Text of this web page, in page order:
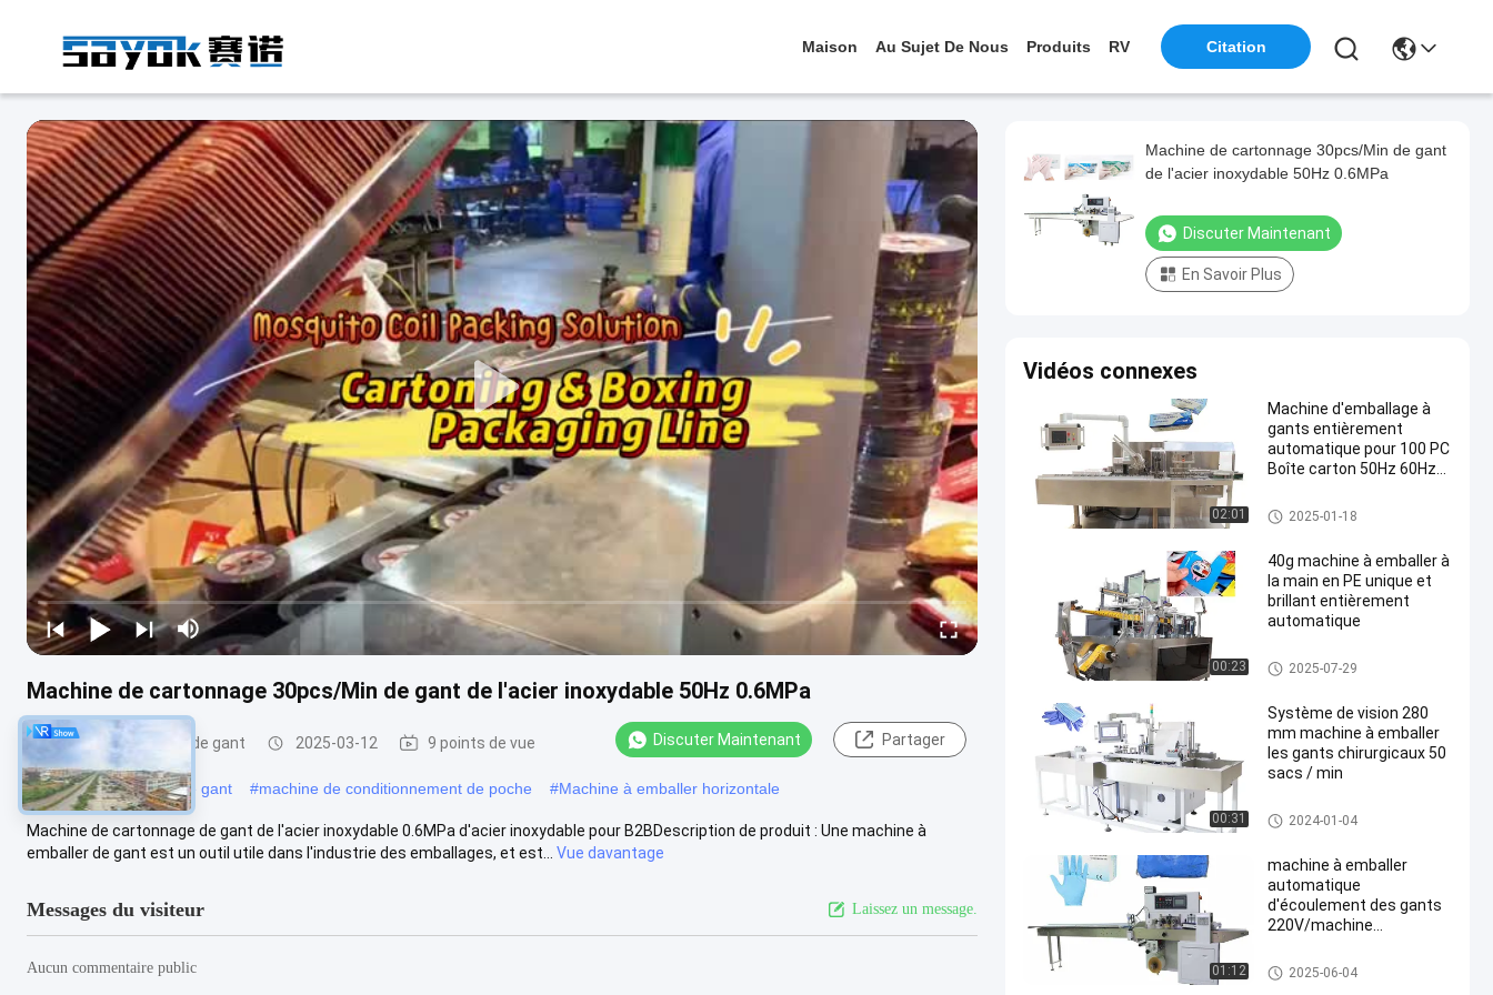
Maison Au Sujet De Nous Produits RV Citation
Machine de cartonnage 30pcs/Min de gant de l'acier inoxydable 50Hz 0.6MPa
Machine à emballer de gant 2025-03-12 9 points de vue Discuter Maintenant Partager
#Machine à emballer de gant #machine de conditionnement de poche #Machine à emballer horizontale
Machine de cartonnage de gant de l'acier inoxydable 0.6MPa d'acier inoxydable pour B2BDescription de produit : Une machine à
emballer de gant est un outil utile dans l'industrie des emballages, et est...
Vue davantage
Messages du visiteur Laissez un message.
Aucun commentaire public
Machine de cartonnage 30pcs/Min de gant
de l'acier inoxydable 50Hz 0.6MPa
Discuter Maintenant
En Savoir Plus
Vidéos connexes
02:01
Machine d'emballage à
gants entièrement
automatique pour 100 PC
Boîte carton 50Hz 60Hz
Machine à emballer de gant
2025-01-18
00:23
40g machine à emballer à
la main en PE unique et
brillant entièrement
automatique
Machine à emballer de gant
2025-07-29
00:31
Système de vision 280
mm machine à emballer
les gants chirurgicaux 50
sacs / min
Machine à emballer de gant
2024-01-04
01:12
machine à emballer
automatique
d'écoulement des gants
220V/machine
conduit par servo
Machine à emballer de gant
2025-06-04